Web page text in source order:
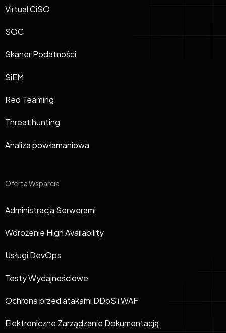
Virtual CiSO
SOC
Skaner Podatności
SiEM
Red Teaming
Threat hunting
Analiza powłamaniowa
Oferta Wsparcia
Administracja Serwerami
Wdrożenie High Availability
Usługi DevOps
Testy Wydajnościowe
Ochrona przed atakami DDoS i WAF
Elektroniczne Zarządzanie Dokumentacją